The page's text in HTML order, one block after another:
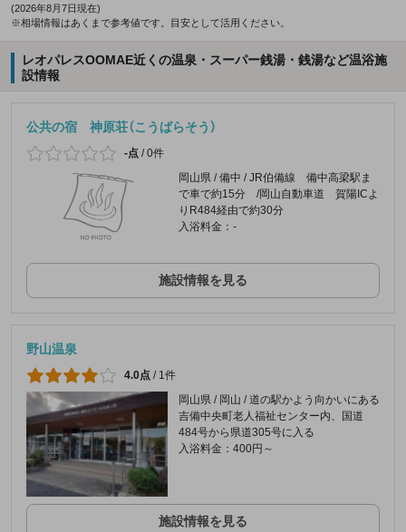
(2026年8月7日現在)
※相場情報はあくまで参考値です。目安として活用ください。
レオパレスOOMAE近くの温泉・スーパー銭湯・銭湯など温浴施
設情報
公共の宿 神原荘（こうばらそう）
-点 /0件
岡山県 / 備中 / JR伯備線 備中高梁駅ま
で車で約15分 /岡山自動車道 賀陽ICよ
りR484経由で約30分
入浴料金：-
施設情報を見る
野山温泉
4.0点 / 1件
岡山県 / 岡山 / 道の駅かよう向かいにある
吉備中央町老人福祉センター内、国道
484号から県道305号に入る
入浴料金：400円～
施設情報を見る